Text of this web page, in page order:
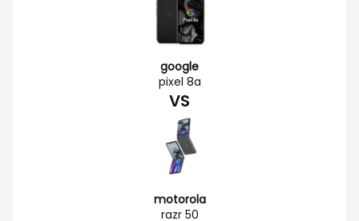
google
pixel 8a
VS
motorola
razr 50